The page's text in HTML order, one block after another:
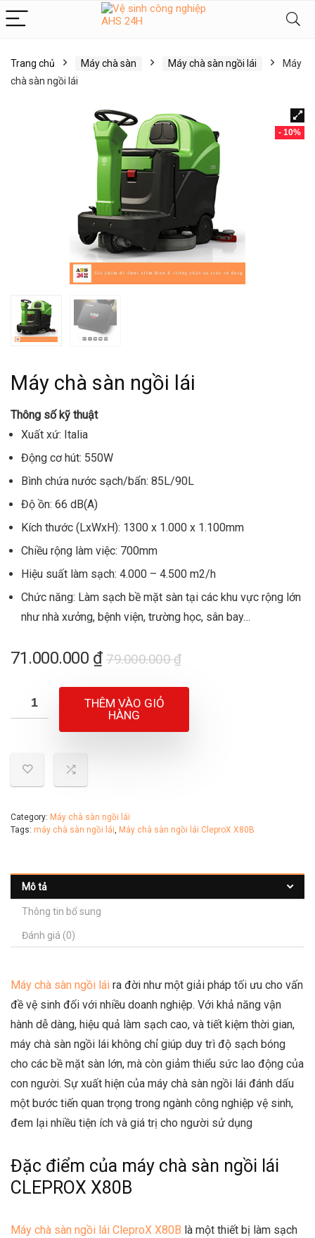
Trang chủ Máy chà sàn Máy chà sàn ngồi lái
Máy
chà sàn ngồi lái
- 10%
Máy chà sàn ngồi lái
Thông số kỹ thuật
Xuất xứ: Italia
Động cơ hút: 550W
Bình chứa nước sạch/bẩn: 85L/90L
Độ ồn: 66 dB(A)
Kích thước (LxWxH): 1300 x 1.000 x 1.100mm
Chiều rộng làm việc: 700mm
Hiệu suất làm sạch: 4.000 – 4.500 m2/h
Chức năng: Làm sạch bề mặt sàn tại các khu vực rộng lớn
như nhà xưởng, bệnh viện, trường học, sân bay…
79.000.000₫Giá
71.000.000 ₫
Giá
71.000.000 ₫.
THÊM VÀO GIỎ
HÀNG
Category: Máy chà sàn ngồi lái
Tags: máy chà sàn ngồi lái, Máy chà sàn ngồi lái CleproX X80B
Mô tả
Thông tin bổ sung
Đánh giá (0)
Máy chà sàn ngồi lái ra đời như một giải pháp tối ưu cho vấn
đề vệ sinh đối với nhiều doanh nghiệp. Với khả năng vận
hành dễ dàng, hiệu quả làm sạch cao, và tiết kiệm thời gian,
máy chà sàn ngồi lái không chỉ giúp duy trì độ sạch bóng
cho các bề mặt sàn lớn, mà còn giảm thiểu sức lao động của
con người. Sự xuất hiện của máy chà sàn ngồi lái đánh dấu
một bước tiến quan trọng trong ngành công nghiệp vệ sinh,
đem lại nhiều tiện ích và giá trị cho người sử dụng
Đặc điểm của máy chà sàn ngồi lái
CLEPROX X80B
Máy chà sàn ngồi lái CleproX X80B là một thiết bị làm sạch